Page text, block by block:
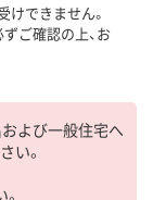
けできません。
ずご確認の上、お
よび一般住宅へ
い。